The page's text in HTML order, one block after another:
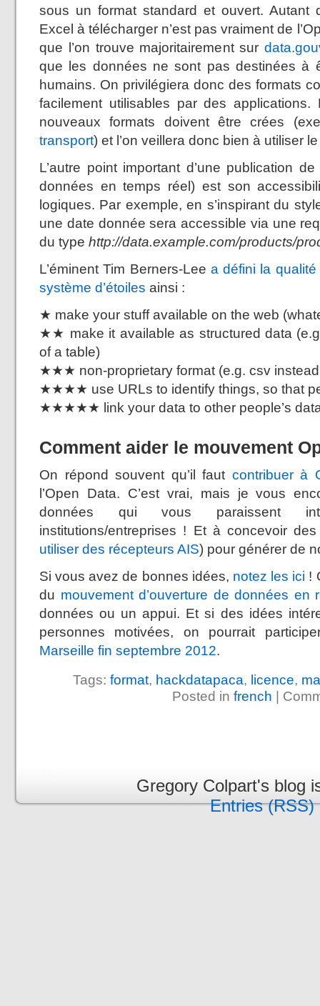
sous un format standard et ouvert. Autant
Excel à télécharger n’est pas vraiment de
que l’on trouve majoritairement sur
que les données ne sont pas destinées à
humains. On privilégiera donc des formats
facilement utilisables par des
nouveaux formats doivent être crées
transport) et l’on veillera donc bien à utiliser
L’autre point important d’une publication
données en temps réel) est son
logiques. Par exemple, en s’inspirant du
une date donnée sera accessible via une
du type http://data.example.com/products/
L’éminent Tim Berners-Lee a défini la
système d’étoiles ainsi :
★ make your stuff available on the web
★★ make it available as structured data
of a table)
★★★ non-proprietary format (e.g. csv
★★★★ use URLs to identify things, so that
★★★★★ link your data to other people’s
Comment aider le mouvement
On répond souvent qu’il faut contribuer à
l’Open Data. C’est vrai, mais je vous
données qui vous paraissent
institutions/entreprises ! Et à concevoir
utiliser des récepteurs AIS) pour générer de
Si vous avez de bonnes idées, notez les ici !
du mouvement d’ouverture de données en
données ou un appui. Et si des idées
personnes motivées, on pourrait
Marseille fin septembre 2012.
Tags: format, hackdatapaca, licence,
Posted in french |
Gregory Colpart's blog
Entries (RSS)